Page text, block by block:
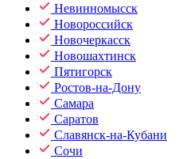
Невинномысск
Новороссийск
Новочеркасск
Новошахтинск
Пятигорск
Ростов-на-Дону
Самара
Саратов
Славянск-на-Кубани
Сочи